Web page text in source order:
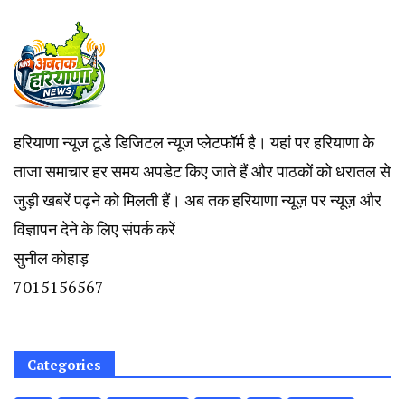
हरियाणा न्यूज टूडे डिजिटल न्यूज प्लेटफॉर्म है। यहां पर हरियाणा के
ताजा समाचार हर समय अपडेट किए जाते हैं और पाठकों को धरातल से
जुड़ी खबरें पढ़ने को मिलती हैं। अब तक हरियाणा न्यूज़ पर न्यूज़ और
विज्ञापन देने के लिए संपर्क करें
सुनील कोहाड़
7015156567
Categories